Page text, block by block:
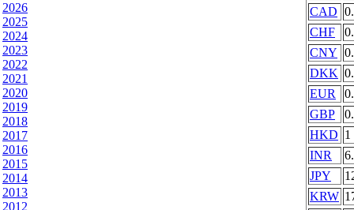
2026
2025
2024
2023
2022
2021
2020
2019
2018
2017
2016
2015
2014
2013
2012
CAD
CHF
CNY
DKK
EUR
GBP
HKD 1
INR
JPY
KRW